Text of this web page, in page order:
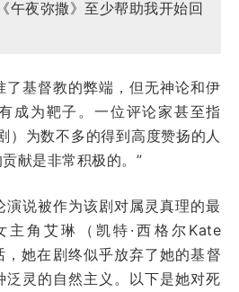
午夜弥撒》至少帮助我开始回
了基督教的弊端，但无神论和伊
成为靶子。一位评论家甚至指
）为数不多的得到高度赞扬的人
献是非常积极的。”
演说被作为该剧对属灵真理的最
主角艾琳（凯特·西格尔Kate
她在剧终似乎放弃了她的基督
泛灵的自然主义。以下是她对死